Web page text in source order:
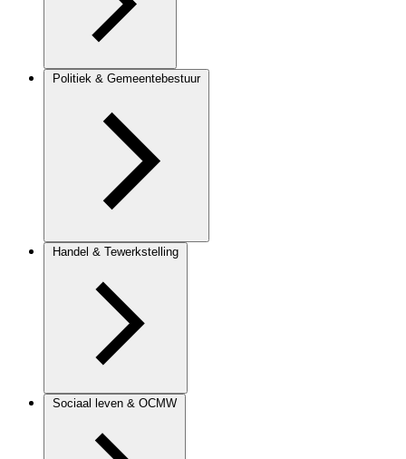
Politiek & Gemeentebestuur
Handel & Tewerkstelling
Sociaal leven & OCMW